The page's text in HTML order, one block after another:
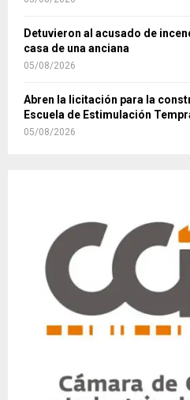
Detuvieron al acusado de
casa de una anciana
05/08/2026
Abren la licitación para la
Escuela de Estimulación
05/08/2026